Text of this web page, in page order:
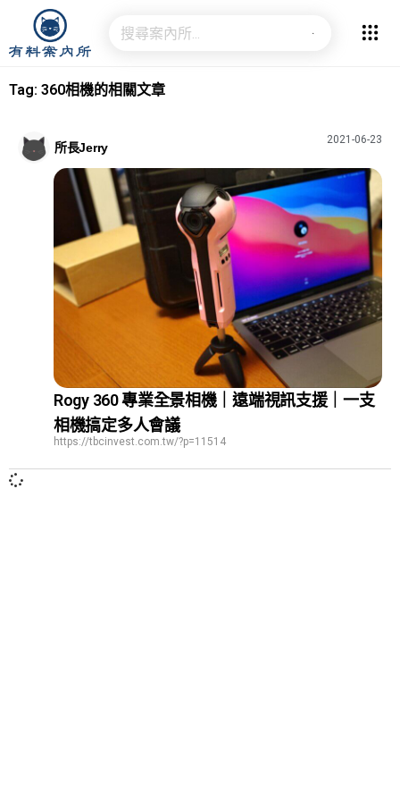
Tag: 360相機的相關文章
所長Jerry
2021-06-23
Rogy 360 專業全景相機｜遠端視訊支援｜一支
相機搞定多人會議
https://tbcinvest.com.tw/?p=11514